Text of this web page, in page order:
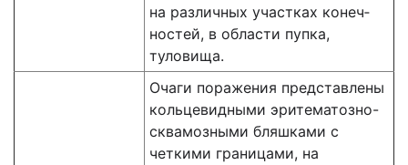
на различных участках конеч­
ностей, в области пупка,
туловища.
Очаги поражения представлены
кольцевидными эритематозно-
сквамозными бляшками с
четкими границами, на